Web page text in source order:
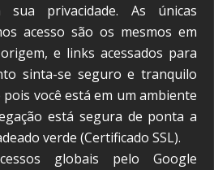
privacidade. As únicas
acesso são os mesmos em
e links acessados para
sinta-se seguro e tranquilo
você está em um ambiente
está segura de ponta a
verde (Certificado SSL).
globais pelo Google